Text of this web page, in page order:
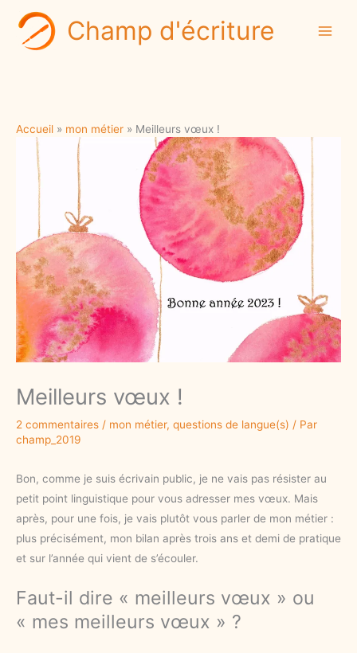
contenu
Champ d'écriture
Accueil mon métier Meilleurs vœux !
Meilleurs vœux !
2 commentaires / mon métier, questions de langue(s) / Par
champ_2019
Bon, comme je suis écrivain public, je ne vais pas résister au
petit point linguistique pour vous adresser mes vœux. Mais
après, pour une fois, je vais plutôt vous parler de mon métier :
plus précisément, mon bilan après trois ans et demi de pratique
et sur l’année qui vient de s’écouler.
Faut-il dire « meilleurs vœux » ou
« mes meilleurs vœux » ?